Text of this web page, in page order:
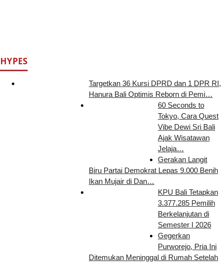
HYPES
Targetkan 36 Kursi DPRD dan 1 DPR RI,
Hanura Bali Optimis Reborn di Pemi…
60 Seconds to
Tokyo, Cara Quest
Vibe Dewi Sri Bali
Ajak Wisatawan
Jelaja…
Gerakan Langit
Biru Partai Demokrat Lepas 9.000 Benih
Ikan Mujair di Dan…
KPU Bali Tetapkan
3.377.285 Pemilih
Berkelanjutan di
Semester I 2026
Gegerkan
Purworejo, Pria Ini
Ditemukan Meninggal di Rumah Setelah